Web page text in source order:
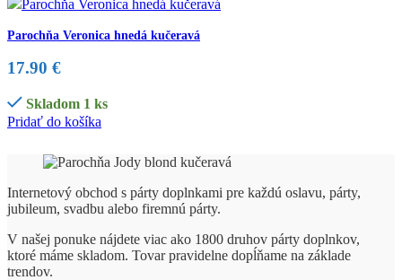
Parochňa Veronica hnedá kučeravá
17.90 €
Skladom 1 ks
Pridať do košíka
Internetový obchod s párty doplnkami pre každú oslavu, párty,
jubileum, svadbu alebo firemnú párty.
V našej ponuke nájdete viac ako 1800 druhov párty doplnkov,
ktoré máme skladom. Tovar pravidelne dopĺňame na základe
trendov.